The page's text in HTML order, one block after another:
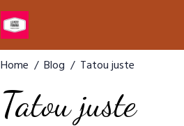
Home Blog Tatou juste
Tatou juste